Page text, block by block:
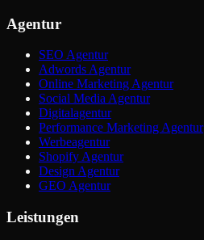
Agentur
SEO Agentur
Adwords Agentur
Online Marketing Agentur
Social Media Agentur
Digitalagentur
Performance Marketing Agentur
Werbeagentur
Shopify Agentur
Design Agentur
GEO Agentur
Leistungen